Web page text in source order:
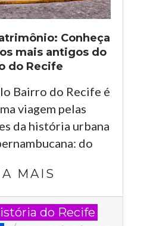
Conheça
mais antigos do
do Recife
Bairro do Recife é
viagem pelas
da história urbana
do
MAIS
do Recife